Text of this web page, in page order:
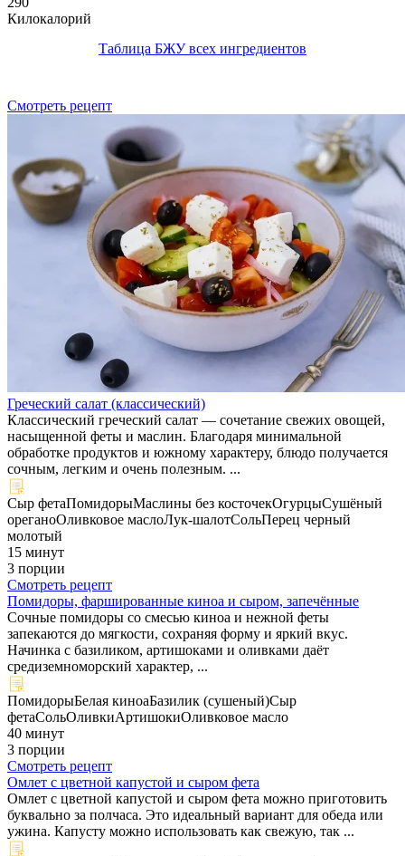
Килокалорий
Таблица БЖУ всех ингредиентов
Смотреть рецепт
Греческий салат (классический)
Классический греческий салат — сочетание свежих овощей,
насыщенной феты и маслин. Благодаря минимальной
обработке продуктов и южному характеру, блюдо получается
сочным, легким и очень полезным. ...
Сыр фетаПомидорыМаслины без косточекОгурцыСушёный
ореганоОливковое маслоЛук-шалотСольПерец черный
молотый
15 минут
3 порции
Смотреть рецепт
Помидоры, фаршированные киноа и сыром, запечённые
Сочные помидоры со смесью киноа и нежной феты
запекаются до мягкости, сохраняя форму и яркий вкус.
Начинка с базиликом, артишоками и оливками даёт
средиземноморский характер, ...
ПомидорыБелая киноаБазилик (сушеный)Сыр
фетаСольОливкиАртишокиОливковое масло
40 минут
3 порции
Смотреть рецепт
Омлет с цветной капустой и сыром фета
Омлет с цветной капустой и сыром фета можно приготовить
буквально за полчаса. Это идеальный вариант для обеда или
ужина. Капусту можно использовать как свежую, так ...